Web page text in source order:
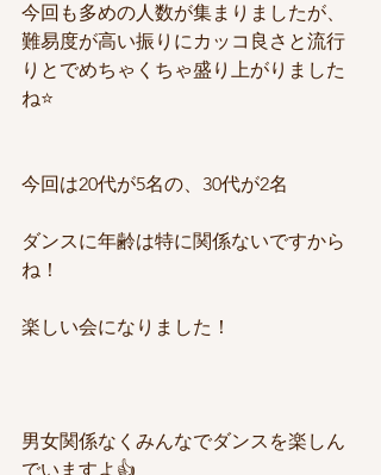
今回も多めの人数が集まりましたが、
難易度が高い振りにカッコ良さと流行
りとでめちゃくちゃ盛り上がりました
ね⭐️
今回は20代が5名の、30代が2名
ダンスに年齢は特に関係ないですから
ね！
楽しい会になりました！
男女関係なくみんなでダンスを楽しん
でいますよ👍